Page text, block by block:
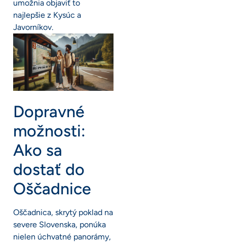
umožnia objaviť to
najlepšie z Kysúc a
Javorníkov.
Dopravné
možnosti:
Ako sa
dostať do
Oščadnice
Oščadnica, skrytý poklad na
severe Slovenska, ponúka
nielen úchvatné panorámy,